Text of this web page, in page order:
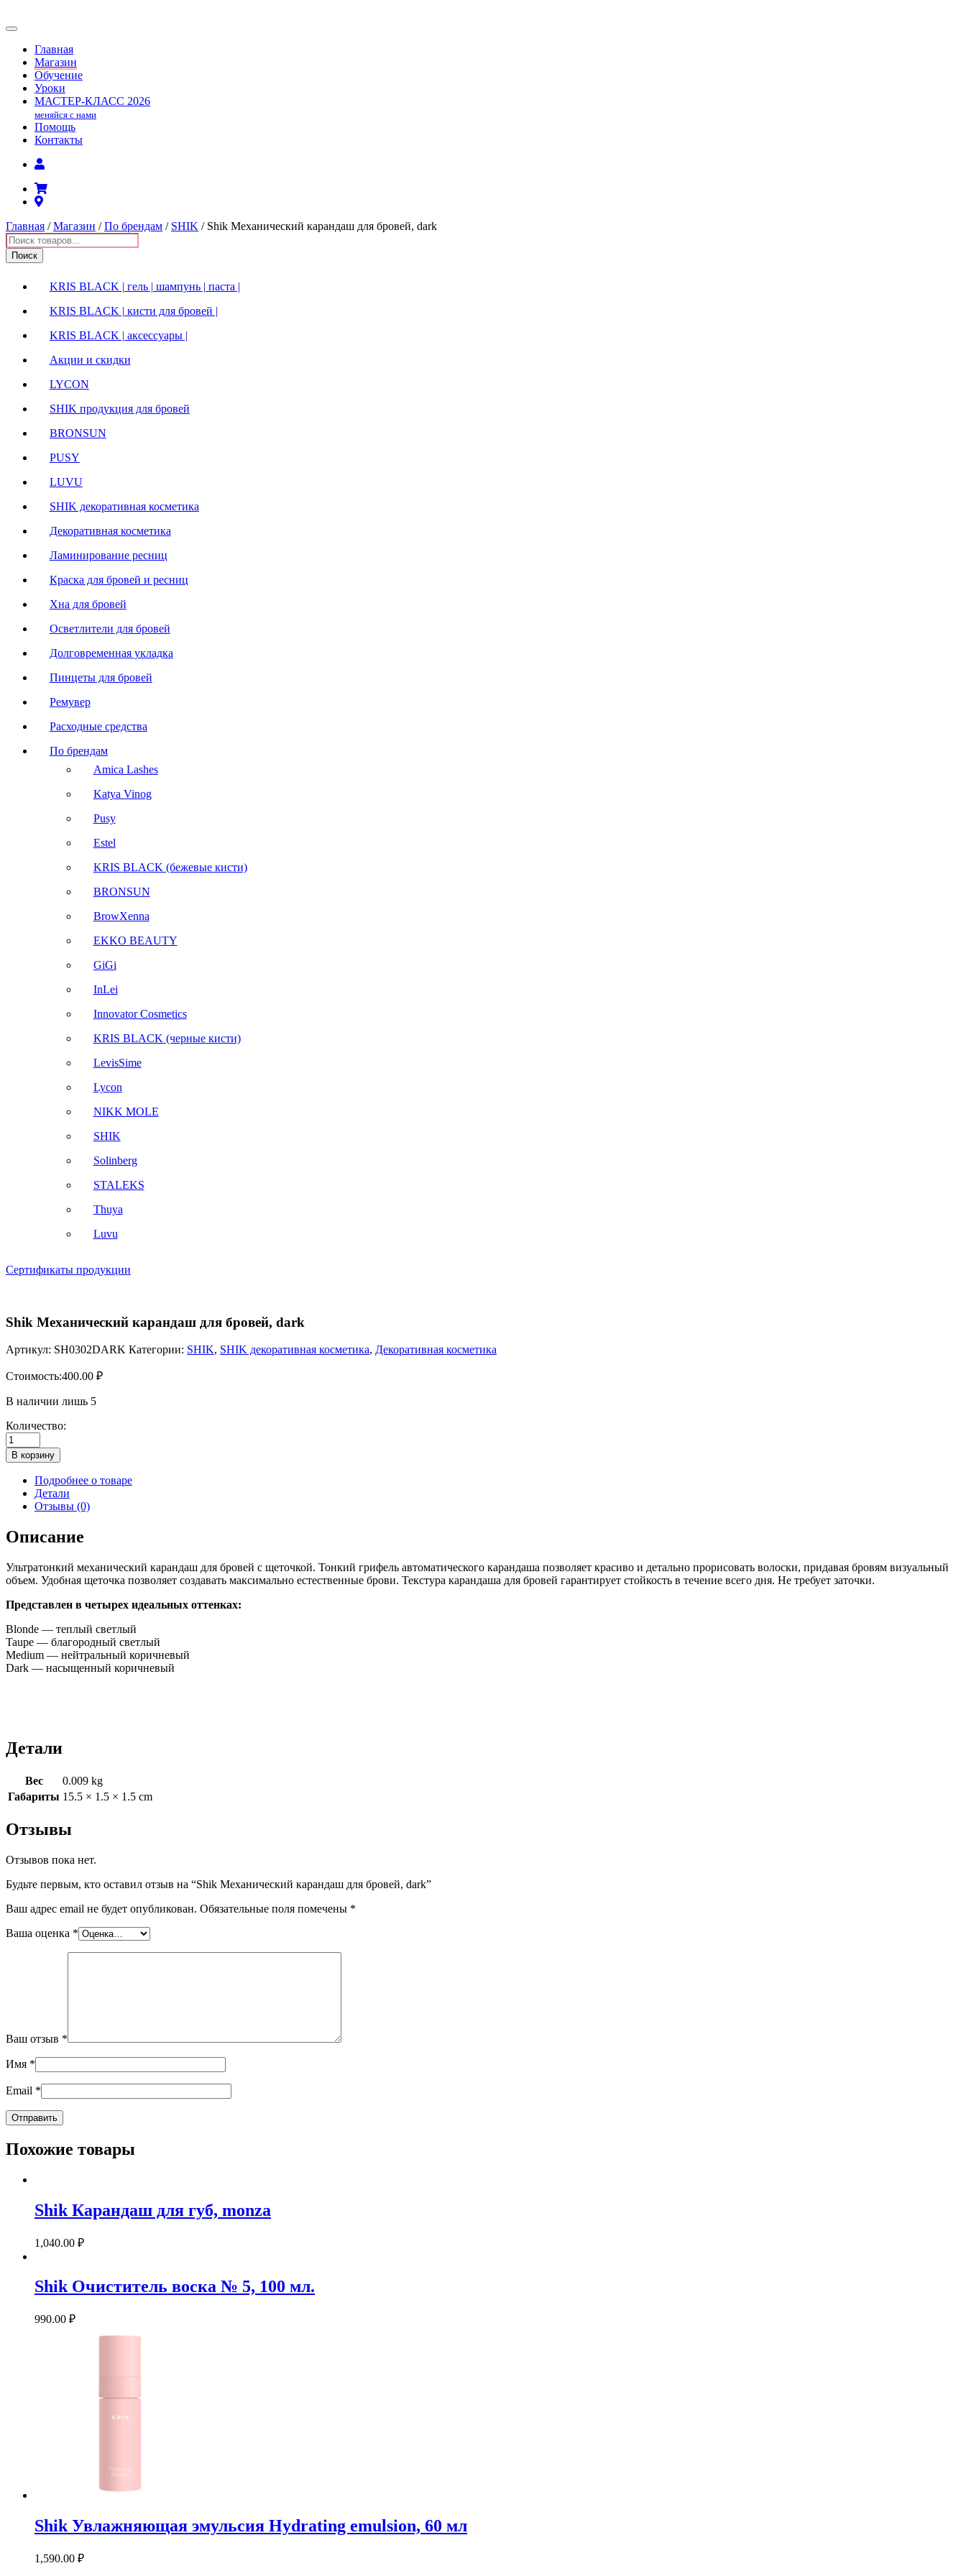
Главная
Магазин
Обучение
Уроки
МАСТЕР-КЛАСС 2026
меняйся с нами
Помощь
Контакты
Главная /Магазин /По брендам / SHIK / Shik Механический карандаш для бровей, dark
Поиск
товаров
Поиск
KRIS BLACK | гель | шампунь | паста |
KRIS BLACK | кисти для бровей |
KRIS BLACK | аксессуары |
Акции и скидки
LYCON
SHIK продукция для бровей
BRONSUN
PUSY
LUVU
SHIK декоративная косметика
Декоративная косметика
Ламинирование ресниц
Краска для бровей и ресниц
Хна для бровей
Осветлители для бровей
Долговременная укладка
Пинцеты для бровей
Ремувер
Расходные средства
По брендам
Amica Lashes
Katya Vinog
Pusy
Estel
KRIS BLACK (бежевые кисти)
BRONSUN
BrowXenna
EKKO BEAUTY
GiGi
InLei
Innovator Cosmetics
KRIS BLACK (черные кисти)
LevisSime
Lycon
NIKK MOLE
SHIK
Solinberg
STALEKS
Thuya
Luvu
Сертификаты продукции
Shik Механический карандаш для бровей, dark
Артикул: SH0302DARK Категории: SHIK, SHIK декоративная косметика, Декоративная косметика
Стоимость:400.00 ₽
В наличии лишь 5
Количество:
Количество
товара
Shik
Механический
карандаш
бровей,
dark
В корзину
Подробнее о товаре
Детали
Отзывы (0)
Описание
Ультратонкий механический карандаш для бровей с щеточкой. Тонкий грифель автоматического карандаша позволяет красиво и детально прорисовать волоски, придавая бровям визуальный
объем. Удобная щеточка позволяет создавать максимально естественные брови. Текстура карандаша для бровей гарантирует стойкость в течение всего дня. Не требует заточки.
Представлен в четырех идеальных оттенках:
Blonde — теплый светлый
Taupe — благородный светлый
Medium — нейтральный коричневый
Dark — насыщенный коричневый
Детали
Вес
0.009 kg
Габариты 15.5 × 1.5 × 1.5 cm
Отзывы
Отзывов пока нет.
Будьте первым, кто оставил отзыв на “Shik Механический карандаш для бровей, dark”
Ваш адрес email не будет опубликован. Обязательные поля помечены *
Ваша оценка *
Ваш отзыв *
Имя *
Email *
Похожие товары
Shik Карандаш для губ, monza
1,040.00 ₽
Shik Очиститель воска № 5, 100 мл.
990.00 ₽
Shik Увлажняющая эмульсия Hydrating emulsion, 60 мл
1,590.00 ₽